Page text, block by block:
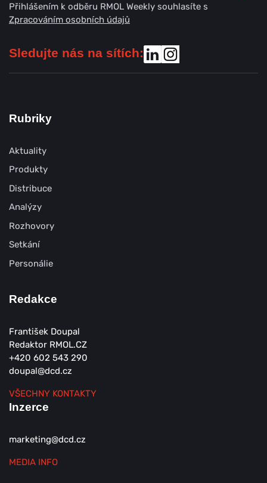
Přihlášením k odběru RMOL Weekly souhlasíte s
Zpracováním osobních údajů
Sledujte nás na sítích:
Rubriky
Aktuality
Produkty
Distribuce
Analýzy
Rozhovory
Setkání
Personálie
Redakce
František Doupal
Redaktor RMOL.CZ
+420 602 543 290
doupal@dcd.cz
VŠECHNY KONTAKTY
Inzerce
marketing@dcd.cz
MEDIA INFO